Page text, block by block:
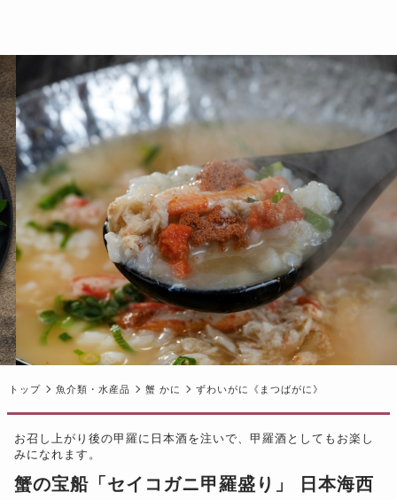
トップ 魚介類・水産品 蟹 かに ずわいがに《まつばがに》
お召し上がり後の甲羅に日本酒を注いで、甲羅酒としてもお楽し
みになれます。
蟹の宝船「セイコガニ甲羅盛り」 日本海西